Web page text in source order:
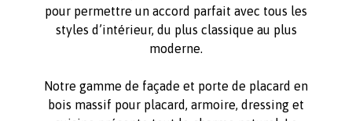
pour permettre un accord parfait avec tous les
styles d’intérieur, du plus classique au plus
moderne.
Notre gamme de façade et porte de placard en
bois massif pour placard, armoire, dressing et